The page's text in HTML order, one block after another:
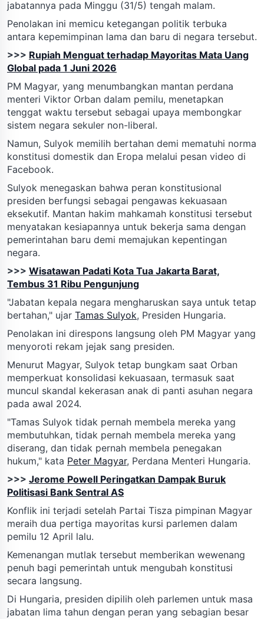
jabatannya pada Minggu (31/5) tengah malam.
Penolakan ini memicu ketegangan politik terbuka
antara kepemimpinan lama dan baru di negara tersebut.
>>> Rupiah Menguat terhadap Mayoritas Mata Uang
Global pada 1 Juni 2026
PM Magyar, yang menumbangkan mantan perdana
menteri Viktor Orban dalam pemilu, menetapkan
tenggat waktu tersebut sebagai upaya membongkar
sistem negara sekuler non-liberal.
Namun, Sulyok memilih bertahan demi mematuhi norma
konstitusi domestik dan Eropa melalui pesan video di
Facebook.
Sulyok menegaskan bahwa peran konstitusional
presiden berfungsi sebagai pengawas kekuasaan
eksekutif. Mantan hakim mahkamah konstitusi tersebut
menyatakan kesiapannya untuk bekerja sama dengan
pemerintahan baru demi memajukan kepentingan
negara.
>>> Wisatawan Padati Kota Tua Jakarta Barat,
Tembus 31 Ribu Pengunjung
"Jabatan kepala negara mengharuskan saya untuk tetap
bertahan," ujar Tamas Sulyok, Presiden Hungaria.
Penolakan ini direspons langsung oleh PM Magyar yang
menyoroti rekam jejak sang presiden.
Menurut Magyar, Sulyok tetap bungkam saat Orban
memperkuat konsolidasi kekuasaan, termasuk saat
muncul skandal kekerasan anak di panti asuhan negara
pada awal 2024.
"Tamas Sulyok tidak pernah membela mereka yang
membutuhkan, tidak pernah membela mereka yang
diserang, dan tidak pernah membela penegakan
hukum," kata Peter Magyar, Perdana Menteri Hungaria.
>>> Jerome Powell Peringatkan Dampak Buruk
Politisasi Bank Sentral AS
Konflik ini terjadi setelah Partai Tisza pimpinan Magyar
meraih dua pertiga mayoritas kursi parlemen dalam
pemilu 12 April lalu.
Kemenangan mutlak tersebut memberikan wewenang
penuh bagi pemerintah untuk mengubah konstitusi
secara langsung.
Di Hungaria, presiden dipilih oleh parlemen untuk masa
jabatan lima tahun dengan peran yang sebagian besar